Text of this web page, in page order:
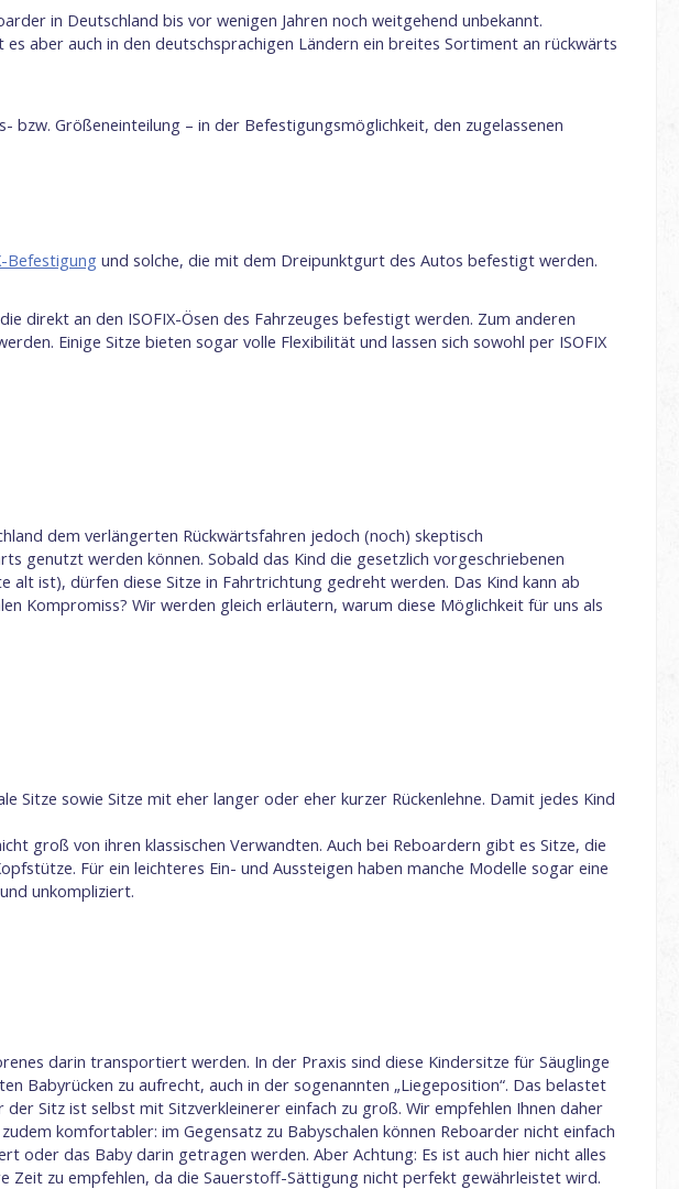
in Deutschland bis vor wenigen Jahren noch weitgehend unbekannt.
aber auch in den deutschsprachigen Ländern ein breites Sortiment an rückwärts
bzw. Größeneinteilung – in der Befestigungsmöglichkeit, den zugelassenen
Befestigung und solche, die mit dem Dreipunktgurt des Autos befestigt werden.
direkt an den ISOFIX-Ösen des Fahrzeuges befestigt werden. Zum anderen
Einige Sitze bieten sogar volle Flexibilität und lassen sich sowohl per ISOFIX
dem verlängerten Rückwärtsfahren jedoch (noch) skeptisch
genutzt werden können. Sobald das Kind die gesetzlich vorgeschriebenen
ist), dürfen diese Sitze in Fahrtrichtung gedreht werden. Das Kind kann ab
Kompromiss? Wir werden gleich erläutern, warum diese Möglichkeit für uns als
sowie Sitze mit eher langer oder eher kurzer Rückenlehne. Damit jedes Kind
groß von ihren klassischen Verwandten. Auch bei Reboardern gibt es Sitze, die
Für ein leichteres Ein- und Aussteigen haben manche Modelle sogar eine
unkompliziert.
darin transportiert werden. In der Praxis sind diese Kindersitze für Säuglinge
Babyrücken zu aufrecht, auch in der sogenannten „Liegeposition“. Das belastet
Sitz ist selbst mit Sitzverkleinerer einfach zu groß. Wir empfehlen Ihnen daher
komfortabler: im Gegensatz zu Babyschalen können Reboarder nicht einfach
oder das Baby darin getragen werden. Aber Achtung: Es ist auch hier nicht alles
Zeit zu empfehlen, da die Sauerstoff-Sättigung nicht perfekt gewährleistet wird.